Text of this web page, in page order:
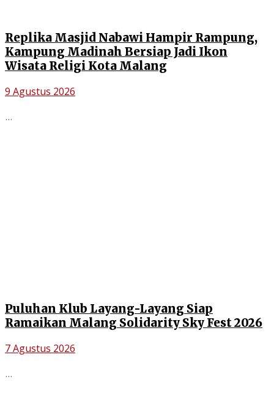
Replika Masjid Nabawi Hampir Rampung,
Kampung Madinah Bersiap Jadi Ikon
Wisata Religi Kota Malang
9 Agustus 2026
...
Puluhan Klub Layang-Layang Siap
Ramaikan Malang Solidarity Sky Fest 2026
7 Agustus 2026
...